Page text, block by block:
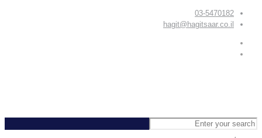
03-5470182
hagit@hagitsaar.co.il